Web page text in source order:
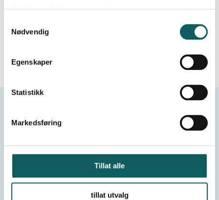
Nødvendig
Egenskaper
Statistikk
Markedsføring
Tillat alle
tillat utvalg